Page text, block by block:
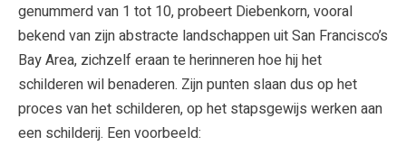
genummerd van 1 tot 10, probeert Diebenkorn, vooral
bekend van zijn abstracte landschappen uit San Francisco’s
Bay Area, zichzelf eraan te herinneren hoe hij het
schilderen wil benaderen. Zijn punten slaan dus op het
proces van het schilderen, op het stapsgewijs werken aan
een schilderij. Een voorbeeld: